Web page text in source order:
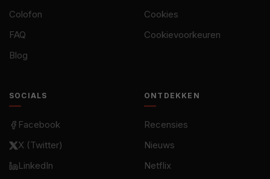
Colofon
FAQ
Blog
Cookies
Cookievoorkeuren
SOCIALS
Facebook
X (Twitter)
LinkedIn
ONTDEKKEN
Recensies
Nieuws
Netflix